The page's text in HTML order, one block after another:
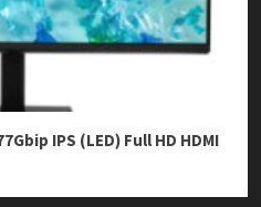
IPS (LED) Full HD HDMI